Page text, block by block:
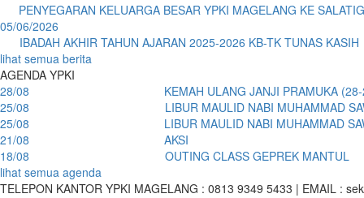
PENYEGARAN KELUARGA BESAR YPKI MAGELANG KE
05/06/2026
IBADAH AKHIR TAHUN AJARAN 2025-2026 KB-TK TUNAS KASIH
lihat semua berita
AGENDA YPKI
28/08
KEMAH ULANG JANJI PRAMUKA
25/08
LIBUR MAULID NABI MUHAMMAD
25/08
LIBUR MAULID NABI MUHAMMAD
21/08
AKSI
18/08
OUTING CLASS GEPREK MANTUL
lihat semua agenda
TELEPON KANTOR YPKI MAGELANG : 0813 9349 5433 | EMAIL :